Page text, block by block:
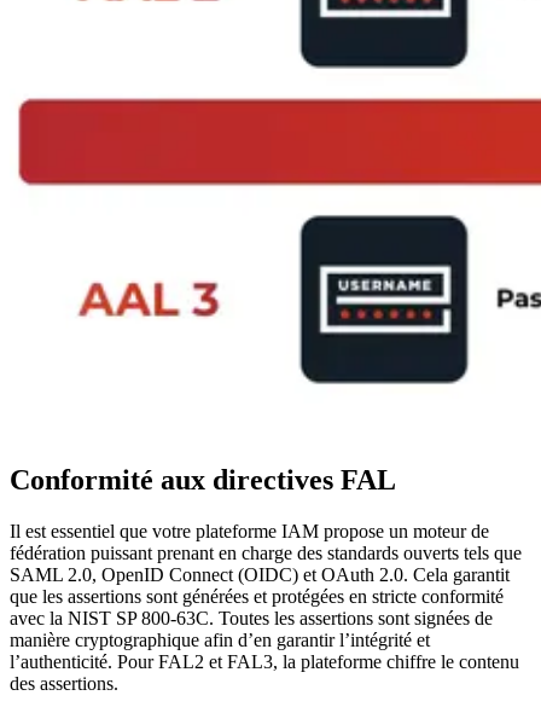
Conformité aux directives FAL
Il est essentiel que votre plateforme IAM propose un moteur de
fédération puissant prenant en charge des standards ouverts tels que
SAML 2.0, OpenID Connect (OIDC) et OAuth 2.0. Cela garantit
que les assertions sont générées et protégées en stricte conformité
avec la NIST SP 800-63C. Toutes les assertions sont signées de
manière cryptographique afin d’en garantir l’intégrité et
l’authenticité. Pour FAL2 et FAL3, la plateforme chiffre le contenu
des assertions.